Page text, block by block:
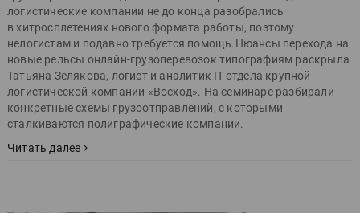
логистические компании не до конца разобрались
в хитросплетениях нового формата работы, поэтому
нелогистам и подавно требуется помощь.Нюансы перехода на
новые рельсы онлайн-грузоперевозок типографиям раскрыла
Татьяна Зелякова, логист и аналитик IT-отдела крупной
логистической компании «Восход». На семинаре разбирали
конкретные схемы грузоотправлений, с которыми
сталкиваются полиграфические компании.
Читать далее